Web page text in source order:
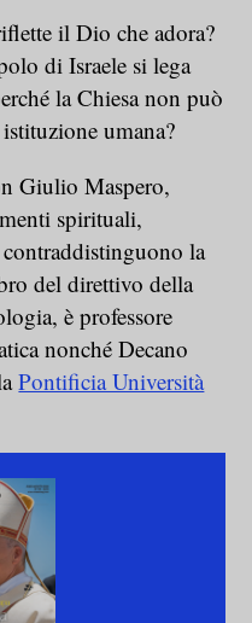
il Dio che adora?
di Israele si lega
la Chiesa non può
umana?
Giulio Maspero,
spirituali,
la
del direttivo della
è professore
nonché Decano
Pontificia Università